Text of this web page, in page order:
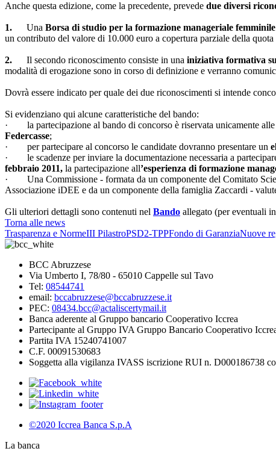
Anche questa edizione, come la precedente, prevede due diversi
1. Una Borsa di studio per la formazione manageriale femminile
un contributo del valore di 10.000 euro a copertura parziale della
2. Il secondo riconoscimento consiste in una iniziativa formativa
modalità di erogazione sono in corso di definizione e verranno
Dovrà essere indicato per quale dei due riconoscimenti si intende
Si evidenziano qui alcune caratteristiche del bando:
· la partecipazione al bando di concorso è riservata unicamente alle
Federcasse;
· per partecipare al concorso le candidate dovranno presentare un
· le scadenze per inviare la documentazione necessaria a
febbraio 2011, la partecipazione all’esperienza di formazione
· Una Commissione - formata da un componente del Comitato
Associazione iDEE e da un componente della famiglia Zaccardi -
Gli ulteriori dettagli sono contenuti nel Bando allegato (per eventuali
Torna alle news
Trasparenza e NormeIII PilastroPSD2-TPPFondo di GaranziaNuove
BCC Abruzzese
Via Umberto I, 78/80 - 65010 Cappelle sul Tavo
Tel: 08544741
email: bccabruzzese@bccabruzzese.it
PEC: 08434.bcc@actaliscertymail.it
Banca aderente al Gruppo bancario Cooperativo Iccrea
Partecipante al Gruppo IVA Gruppo Bancario Cooperativo
Partita IVA 15240741007
C.F. 00091530683
Soggetta alla vigilanza IVASS iscrizione RUI n. D000186738
©2020 Iccrea Banca S.p.A
La banca